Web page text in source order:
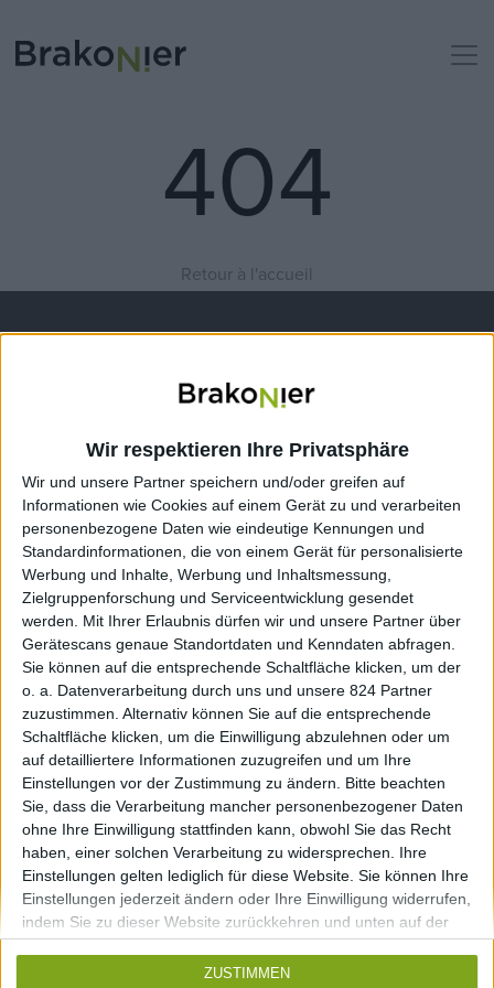
Wir respektieren Ihre Privatsphäre
Wir und unsere Partner speichern und/oder greifen auf
Informationen wie Cookies auf einem Gerät zu und verarbeiten
personenbezogene Daten wie eindeutige Kennungen und
Standardinformationen, die von einem Gerät für personalisierte
Werbung und Inhalte, Werbung und Inhaltsmessung,
Zielgruppenforschung und Serviceentwicklung gesendet
werden. Mit Ihrer Erlaubnis dürfen wir und unsere Partner über
Gerätescans genaue Standortdaten und Kenndaten abfragen.
Sie können auf die entsprechende Schaltfläche klicken, um der
o. a. Datenverarbeitung durch uns und unsere 824 Partner
zuzustimmen. Alternativ können Sie auf die entsprechende
Schaltfläche klicken, um die Einwilligung abzulehnen oder um
auf detailliertere Informationen zuzugreifen und um Ihre
Einstellungen vor der Zustimmung zu ändern. Bitte beachten
Sie, dass die Verarbeitung mancher personenbezogener Daten
ohne Ihre Einwilligung stattfinden kann, obwohl Sie das Recht
haben, einer solchen Verarbeitung zu widersprechen. Ihre
Einstellungen gelten lediglich für diese Website. Sie können Ihre
Einstellungen jederzeit ändern oder Ihre Einwilligung widerrufen,
indem Sie zu dieser Website zurückkehren und unten auf der
Webseite auf die Schaltfläche "Datenschutz" klicken.
ZUSTIMMEN
404
Retour à l'accueil
16a, rue Gabriel Lippmann
L-1943 Luxembourg
info@nbr.lu
Tel. +352 27 36 53 43
Kontakt
Impressum
brakonier_furniture